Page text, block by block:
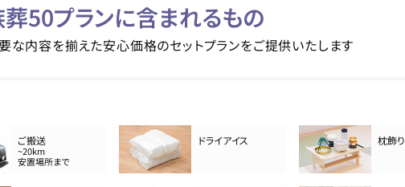
50プランに含まれるもの
な内容を揃えた安心価格のセットプランをご提供いたします
ご搬送
~20km
安置場所まで
ドライアイス 枕飾り